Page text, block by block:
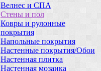
Велнес и СПА
Стены и пол
Ковры и рулонные
покрытия
Напольные покрытия
Настенные покрытия/Обои
Настенная плитка
Настенная мозаика